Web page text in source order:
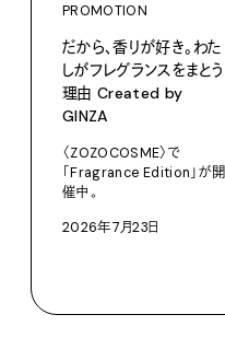
PROMOTION
だから、香りが好き。わた
しがフレグランスをまとう
理由 Created by
GINZA
〈ZOZOCOSME〉で
「Fragrance Edition」が開
催中。
2026年7月23日